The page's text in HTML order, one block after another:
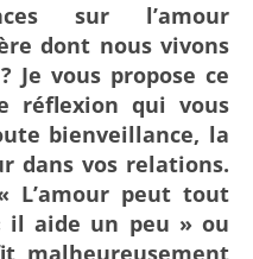
dont nous vivons
Je vous propose ce
réflexion qui vous
bienveillance, la
dans vos relations.
L’amour peut tout
il aide un peu » ou
malheureusement